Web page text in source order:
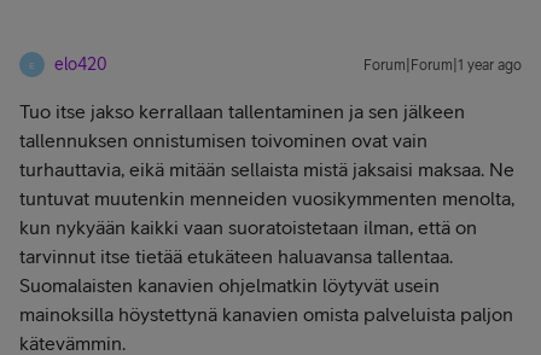
E elo420 Forum|Forum|1 year ago
Tuo itse jakso kerrallaan tallentaminen ja sen jälkeen
tallennuksen onnistumisen toivominen ovat vain
turhauttavia, eikä mitään sellaista mistä jaksaisi maksaa. Ne
tuntuvat muutenkin menneiden vuosikymmenten menolta,
kun nykyään kaikki vaan suoratoistetaan ilman, että on
tarvinnut itse tietää etukäteen haluavansa tallentaa.
Suomalaisten kanavien ohjelmatkin löytyvät usein
mainoksilla höystettynä kanavien omista palveluista paljon
kätevämmin.